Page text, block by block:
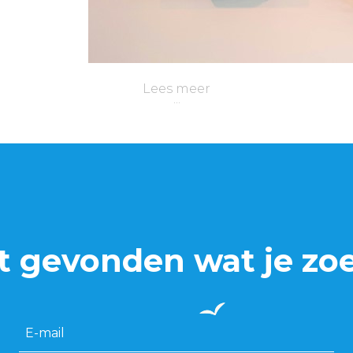
Lees meer
gevonden wat je
E-mail